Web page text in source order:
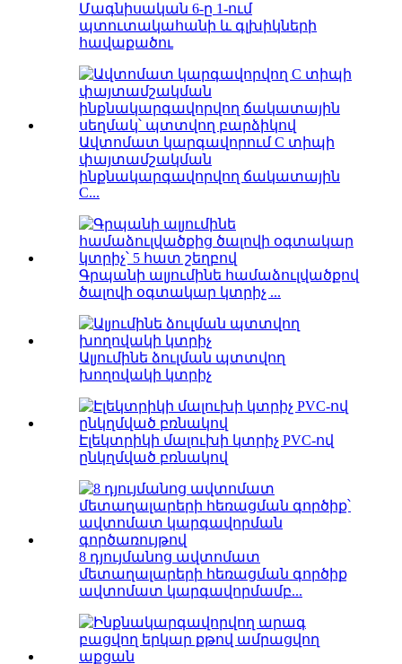
Մագնիսական 6-ը 1-ում
պտուտակահանի և գլխիկների
հավաքածու
Ավտոմատ կարգավորում C տիպի
փայտամշակման
ինքնակարգավորվող ճակատային
C...
Գրպանի ալյումինե համաձուլվածքով
ծալովի օգտակար կտրիչ ...
Ալյումինե ձուլման պտտվող
խողովակի կտրիչ
Էլեկտրիկի մալուխի կտրիչ PVC-ով
ընկղմված բռնակով
8 դյույմանոց ավտոմատ
մետաղալարերի հեռացման գործիք
ավտոմատ կարգավորմամբ...